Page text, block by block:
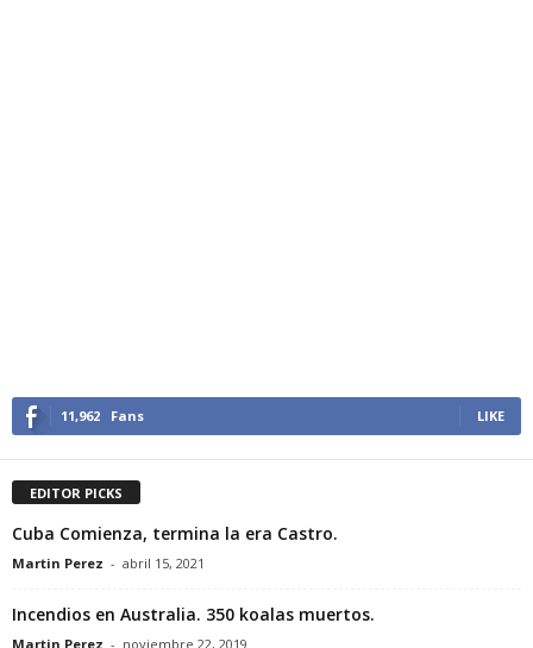
11,962 Fans LIKE
EDITOR PICKS
Cuba Comienza, termina la era Castro.
Martin Perez - abril 15, 2021
Incendios en Australia. 350 koalas muertos.
Martin Perez - noviembre 22, 2019